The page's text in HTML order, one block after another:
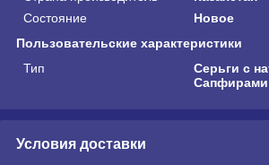
Состояние
Новое
Пользовательские характеристики
Тип
Серьги с
Сапфирами
Условия доставки